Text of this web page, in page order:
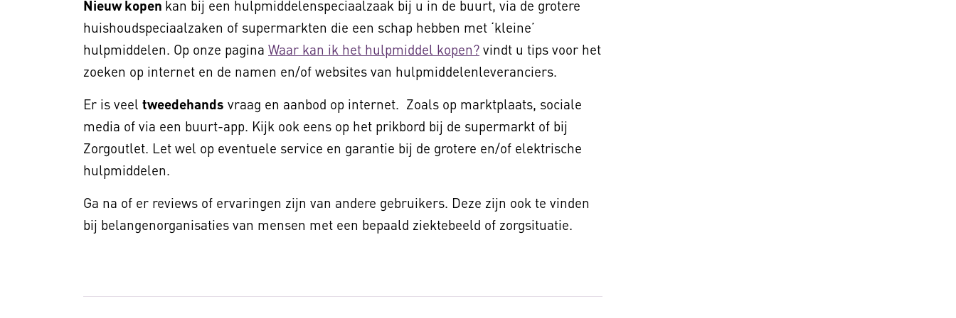
Nieuw kopen kan bij een hulpmiddelenspeciaalzaak bij u in de buurt, via de grotere
huishoudspeciaalzaken of supermarkten die een schap hebben met ‘kleine’
hulpmiddelen. Op onze pagina Waar kan ik het hulpmiddel kopen? vindt u tips voor het
zoeken op internet en de namen en/of websites van hulpmiddelenleveranciers.
Er is veel tweedehands vraag en aanbod op internet. Zoals op marktplaats, sociale
media of via een buurt-app. Kijk ook eens op het prikbord bij de supermarkt of bij
Zorgoutlet. Let wel op eventuele service en garantie bij de grotere en/of elektrische
hulpmiddelen.
Ga na of er reviews of ervaringen zijn van andere gebruikers. Deze zijn ook te vinden
bij belangenorganisaties van mensen met een bepaald ziektebeeld of zorgsituatie.